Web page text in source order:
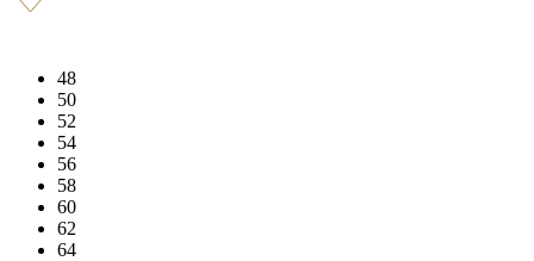
48
50
52
54
56
58
60
62
64